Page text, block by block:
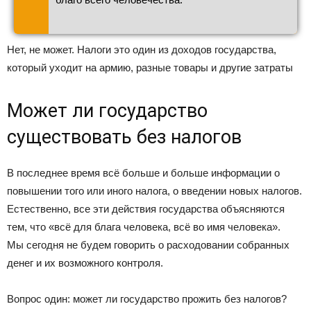
Нет, не может. Налоги это один из доходов государства,
который уходит на армию, разные товары и другие затраты
Может ли государство
существовать без налогов
В последнее время всё больше и больше информации о
повышении того или иного налога, о введении новых налогов.
Естественно, все эти действия государства объясняются
тем, что «всё для блага человека, всё во имя человека».
Мы сегодня не будем говорить о расходовании собранных
денег и их возможного контроля.
Вопрос один: может ли государство прожить без налогов?